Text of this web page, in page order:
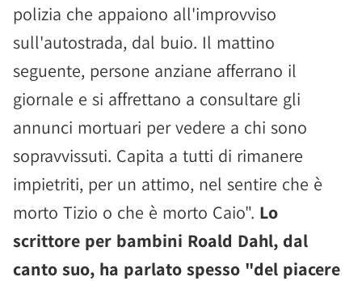
polizia che appaiono all'improvviso
sull'autostrada, dal buio. Il mattino
seguente, persone anziane afferrano il
giornale e si affrettano a consultare gli
annunci mortuari per vedere a chi sono
sopravvissuti. Capita a tutti di rimanere
impietriti, per un attimo, nel sentire che è
morto Tizio o che è morto Caio". Lo
scrittore per bambini Roald Dahl, dal
canto suo, ha parlato spesso "del piacere